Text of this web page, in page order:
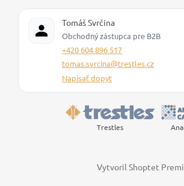
Tomáš Svrčina
Obchodný zástupca pre B2B
+420 604 896 517
tomas.svrcina@trestles.cz
Napísať dopyt
Trestles
Vytvoril Shoptet